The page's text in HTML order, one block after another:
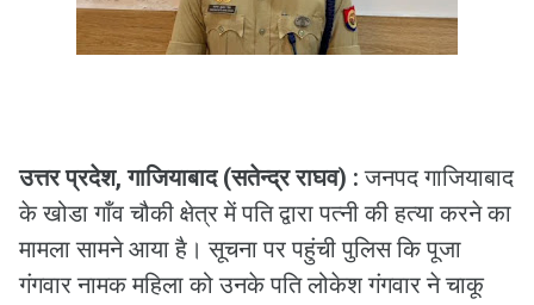
उत्तर प्रदेश, गाजियाबाद (सतेन्द्र राघव) :जनपद गाजियाबाद
के खोडा गाँव चौकी क्षेत्र में पति द्वारा पत्नी की हत्या करने का
मामला सामने आया है। सूचना पर पहुंची पुलिस कि पूजा
गंगवार नामक महिला को उनके पति लोकेश गंगवार ने चाकू